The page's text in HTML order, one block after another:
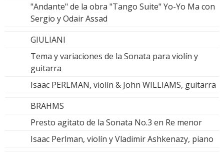
"Andante" de la obra "Tango Suite" Yo-Yo Ma con
Sergio y Odair Assad
GIULIANI
Tema y variaciones de la Sonata para violín y
guitarra
Isaac PERLMAN, violín & John WILLIAMS, guitarra
BRAHMS
Presto agitato de la Sonata No.3 en Re menor
Isaac Perlman, violín y Vladimir Ashkenazy, piano